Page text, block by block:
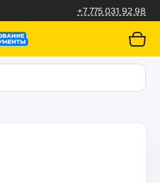
+7 775 031 92 98